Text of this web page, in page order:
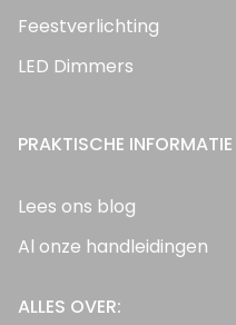
Feestverlichting
LED Dimmers
PRAKTISCHE INFORMATIE
Lees ons blog
Al onze handleidingen
ALLES OVER: